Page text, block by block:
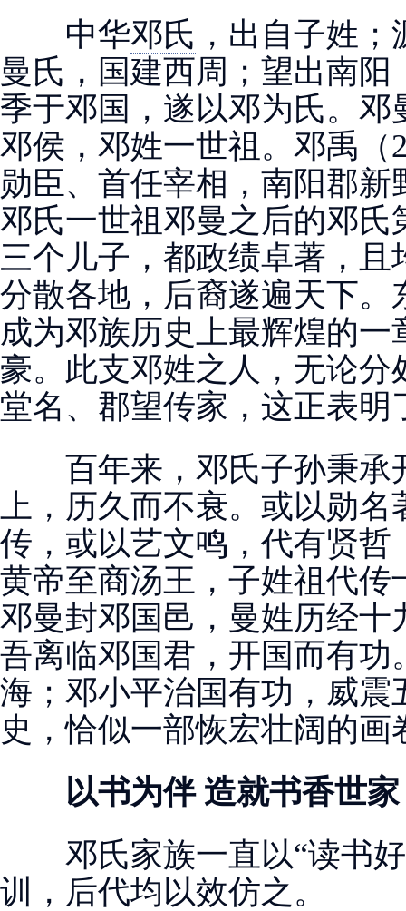
中华邓氏 ，出自子姓
曼氏，国建西周；望出南
季于邓国，遂以邓为氏。
邓侯，邓姓一世祖。邓禹
勋臣、首任宰相，南阳郡
邓氏一世祖邓曼之后的邓
三个儿子，都政绩卓著，
分散各地，后裔遂遍天下
成为邓族历史上最辉煌的
豪。此支邓姓之人，无论分
堂名、郡望传家，这正表
百年来，邓氏子孙秉承
上，历久而不衰。或以勋
传，或以艺文鸣，代有贤
黄帝至商汤王，子姓祖代
邓曼封邓国邑，曼姓历经
吾离临邓国君，开国而有
海；邓小平治国有功，威
史，恰似一部恢宏壮阔的画
以书为伴 造就书香世家
邓氏家族一直以“读书好
训，后代均以效仿之。